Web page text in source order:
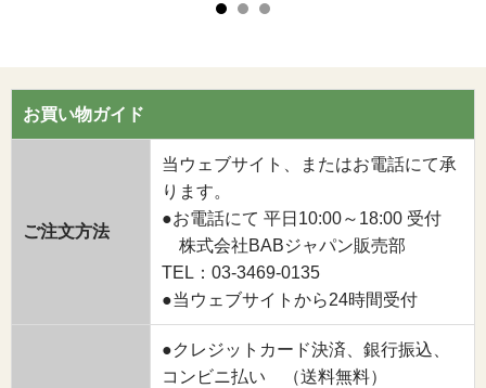
お買い物ガイド
ご注文方法
当ウェブサイト、またはお電話にて承
ります。
●お電話にて 平日10:00～18:00 受付
株式会社BABジャパン販売部
TEL：03-3469-0135
●当ウェブサイトから24時間受付
●クレジットカード決済、銀行振込、
コンビニ払い （送料無料）